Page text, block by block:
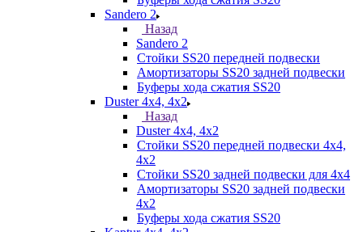
Sandero 2
Назад
Sandero 2
Стойки SS20 передней подвески
Амортизаторы SS20 задней подвески
Буферы хода сжатия SS20
Duster 4х4, 4x2
Назад
Duster 4х4, 4x2
Стойки SS20 передней подвески 4х4,
4x2
Стойки SS20 задней подвески для 4х4
Амортизаторы SS20 задней подвески
4х2
Буферы хода сжатия SS20